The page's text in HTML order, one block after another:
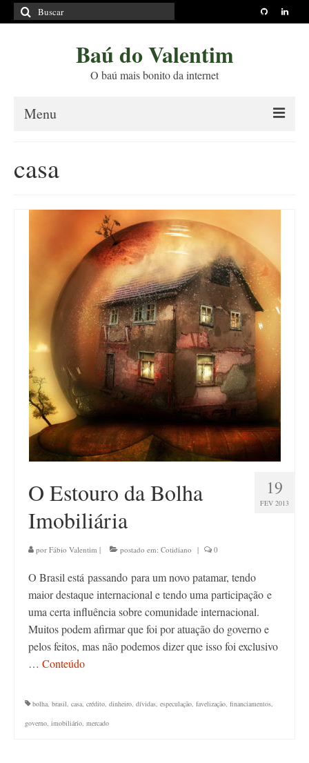
Buscar
por:
Baú do Valentim
O baú mais bonito da internet
Menu
Princípios Editoriais
Políticas e Termos
Contato
casa
19
FEV 2013
O Estouro da Bolha
Imobiliária
por Fábio Valentim | postado em: Cotidiano | 0
O Brasil está passando para um novo patamar, tendo
maior destaque internacional e tendo uma participação e
uma certa influência sobre comunidade internacional.
Muitos podem afirmar que foi por atuação do governo e
pelos feitos, mas não podemos dizer que isso foi exclusivo
… Conteúdo
bolha, brasil, casa, crédito, dinheiro, dívidas, especulação, favelização, financiamentos,
governo, imobiliário, mercado